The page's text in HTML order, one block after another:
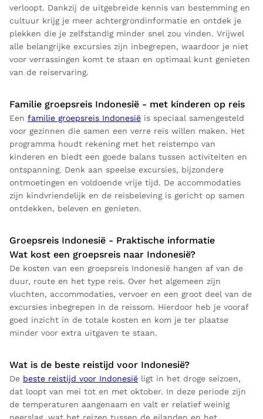
verloopt. Dankzij de uitgebreide kennis van bestemming en
cultuur krijg je meer achtergrondinformatie en ontdek je
plekken die je zelfstandig minder snel zou vinden. Vrijwel
alle belangrijke excursies zijn inbegrepen, waardoor je niet
voor verrassingen komt te staan en optimaal kunt genieten
van de reiservaring.
Familie groepsreis Indonesië - met kinderen op reis
Een familie groepsreis Indonesië is speciaal samengesteld
voor gezinnen die samen een verre reis willen maken. Het
programma houdt rekening met het reistempo van
kinderen en biedt een goede balans tussen activiteiten en
ontspanning. Denk aan speelse excursies, bijzondere
ontmoetingen en voldoende vrije tijd. De accommodaties
zijn kindvriendelijk en de reisbeleving is gericht op samen
ontdekken, beleven en genieten.
Groepsreis Indonesië - Praktische informatie
Wat kost een groepsreis naar Indonesië?
De kosten van een groepsreis Indonesië hangen af van de
duur, route en het type reis. Over het algemeen zijn
vluchten, accommodaties, vervoer en een groot deel van de
excursies inbegrepen in de reissom. Hierdoor heb je vooraf
goed inzicht in de totale kosten en kom je ter plaatse
minder voor extra uitgaven te staan.
Wat is de beste reistijd voor Indonesië?
De beste reistijd voor Indonesië ligt in het droge seizoen,
dat loopt van mei tot en met oktober. In deze periode zijn
de temperaturen aangenaam en valt er relatief weinig